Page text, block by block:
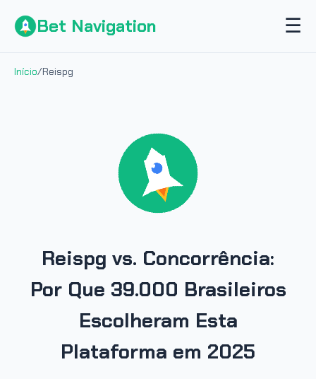
Bet Navigation ☰
Início/Reispg
Reispg vs. Concorrência:
Por Que 39.000 Brasileiros
Escolheram Esta
Plataforma em 2025